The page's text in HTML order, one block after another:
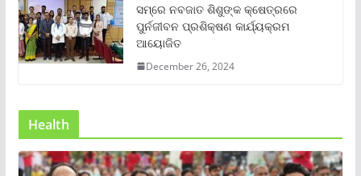
ସମ୍‌ରେ ନବଜାତ ଶିଶୁଙ୍କ କ୍ଷେତ୍ରରେ
ପୁର୍ନଜୀବନ ପ୍ରଶିକ୍ଷଣ କାର୍ଯ୍ୟକ୍ରମ
ଆୟୋଜିତ
December 26, 2024
Health